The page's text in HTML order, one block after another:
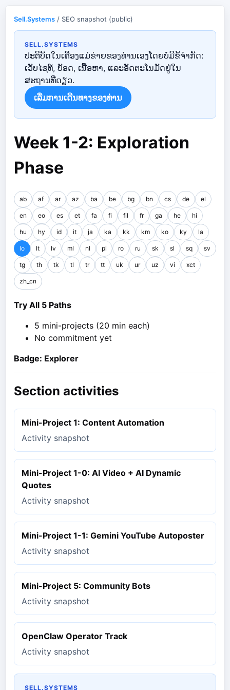
Sell.Systems / SEO snapshot (public)
SELL.SYSTEMS
ປະຕິບັດໃນເຄື່ອງແມ່ຂ່າຍຂອງທ່ານເອງໂດຍບໍ່ມີຂໍ້ຈໍາກັດ:
ເວັບໄຊທ໌, ບັອດ, ເນື້ອຫາ, ແລະອັດຕະໂນມັດຢູ່ໃນ
ສະຖານທີ່ດຽວ.
ເລີ່ມ​ການ​ເດີນ​ທາງ​ຂອງ​ທ່ານ​
Week 1-2: Exploration
Phase
ab af ar az ba be bg bn cs de el
en eo es et fa fi fil fr ga he hi
hu hy id it ja ka kk km ko ky la
lo lt lv ml nl pl ro ru sk sl sq sv
tg th tk tl tr tt uk ur uz vi xct
zh_cn
Try All 5 Paths
5 mini-projects (20 min each)
No commitment yet
Badge: Explorer
Section activities
Mini-Project 1: Content Automation
Activity snapshot
Mini-Project 1-0: AI Video + AI Dynamic
Quotes
Activity snapshot
Mini-Project 1-1: Gemini YouTube Autoposter
Activity snapshot
Mini-Project 5: Community Bots
Activity snapshot
OpenClaw Operator Track
Activity snapshot
SELL.SYSTEMS